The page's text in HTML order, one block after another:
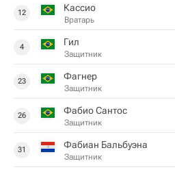
12 Кассио
Вратарь
4 Гил
Защитник
23 Фагнер
Защитник
26 Фабио Сантос
Защитник
31 Фабиан Бальбуэна
Защитник